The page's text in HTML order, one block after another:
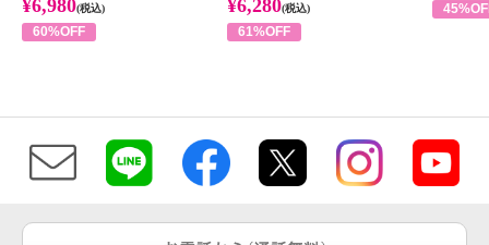
¥6,980(税込)
60%OFF
¥6,280(税込)
61%OFF